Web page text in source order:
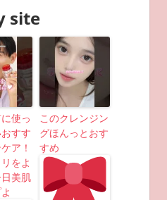
site
使っ
すす
ア！
をよ
美肌
このクレンジン
グほんっとおす
すめ